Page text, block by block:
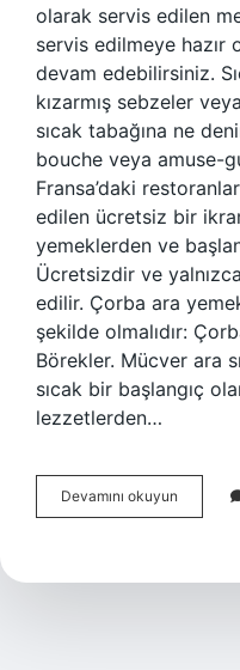
olarak servis edilen
servis edilmeye hazır
devam edebilirsiniz.
kızarmış sebzeler
sıcak tabağına ne
bouche veya amuse-
Fransa’daki
edilen ücretsiz bir
yemeklerden ve
Ücretsizdir ve
edilir. Çorba ara
şekilde olmalıdır:
Börekler. Mücver ara
sıcak bir başlangıç
lezzetlerden…
Devamını okuyun
Yemekler